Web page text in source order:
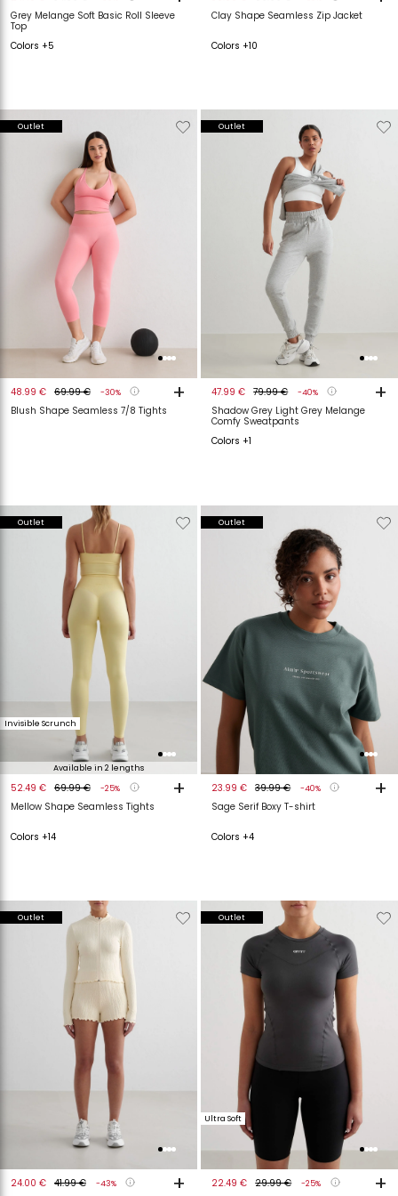
Grey Melange Soft Basic Roll Sleeve
Top
Colors +5
Clay Shape Seamless Zip Jacket
Colors +10
Outlet
Toevoegen
aan
Blush Shape Seamless 7/8 Tights
48.99 € 69.99 € -30% +
Outlet
verlanglijstje
Shadow Grey Light Grey Melange
Comfy Sweatpants
47.99 € 79.99 € -40% +
Colors +1
Invisible Scrunch
Available in 2 lengths
Outlet
Toevoegen
aan
verlanglijstje
Mellow Shape Seamless Tights
52.49 € 69.99 € -25% +
Colors +14
Outlet
verlanglijstje
Sage Serif Boxy T-shirt
23.99 € 39.99 € -40% +
Colors +4
Outlet
Toevoegen
aan
verlanglijstje
verlanglijstje
24.00 € 41.99 € -43% +
Ultra Soft
Outlet
verlanglijstje
22.49 € 29.99 € -25% +